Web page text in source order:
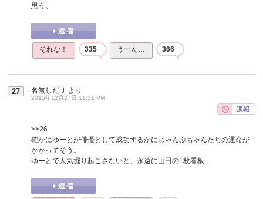
思う。
それな！ 335 うーん… 366
27 名無しだＪ より
2015年12月27日 11:31 PM
>>26
確かにゆーとが俳優として成功するかにじゃんぷちゃんたちの運命が
かかってそう。
ゆーとで人気掘り起こさないと、永遠に山田の1枚看板…